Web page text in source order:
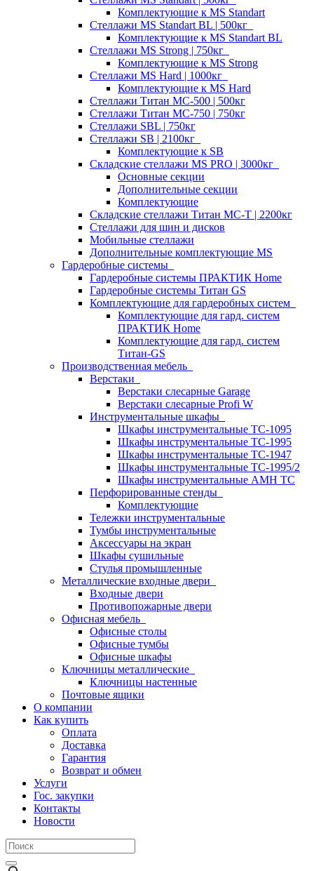
Комплектующие к MS Standart
Стеллажи MS Standart BL | 500кг
Комплектующие к MS Standart BL
Стеллажи MS Strong | 750кг
Комплектующие к MS Strong
Стеллажи MS Hard | 1000кг
Комплектующие к MS Hard
Стеллажи Титан МС-500 | 500кг
Стеллажи Титан МС-750 | 750кг
Стеллажи SBL | 750кг
Стеллажи SB | 2100кг
Комплектующие к SB
Складские стеллажи MS PRO | 3000кг
Основные секции
Дополнительные секции
Комплектующие
Складские стеллажи Титан МС-Т | 2200кг
Стеллажи для шин и дисков
Мобильные стеллажи
Дополнительные комплектующие MS
Гардеробные системы
Гардеробные системы ПРАКТИК Home
Гардеробные системы Титан GS
Комплектующие для гардеробных систем
Комплектующие для гард. систем
ПРАКТИК Home
Комплектующие для гард. систем
Титан-GS
Производственная мебель
Верстаки
Верстаки слесарные Garage
Верстаки слесарные Profi W
Инструментальные шкафы
Шкафы инструментальные TC-1095
Шкафы инструментальные TC-1995
Шкафы инструментальные TC-1947
Шкафы инструментальные TC-1995/2
Шкафы инструментальные AMH TC
Перфорированные стенды
Комплектующие
Тележки инструментальные
Тумбы инструментальные
Аксессуары на экран
Шкафы сушильные
Стулья промышленные
Металлические входные двери
Входные двери
Противопожарные двери
Офисная мебель
Офисные столы
Офисные тумбы
Офисные шкафы
Ключницы металлические
Ключницы настенные
Почтовые ящики
О компании
Как купить
Оплата
Доставка
Гарантия
Возврат и обмен
Услуги
Гос. закупки
Контакты
Новости